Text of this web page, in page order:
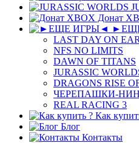
Донат
LAST DAY ON
NFS NO LIMITS
DAWN OF TITANS
JURASSIC
DRAGONS RISE
ЧЕРЕПАШКИ-
REAL RACING 3
Как
Блог
Контакты